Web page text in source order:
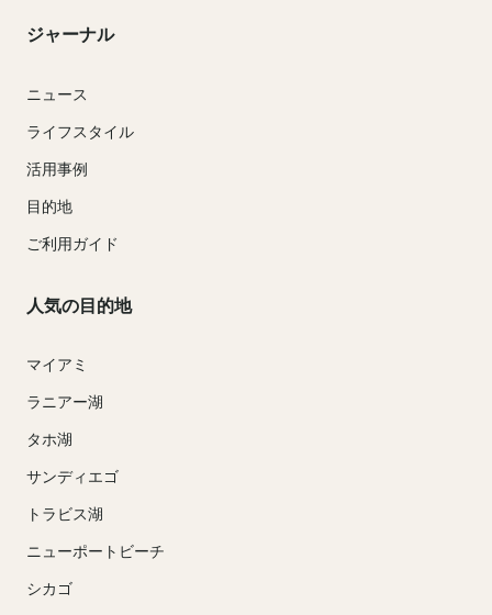
ジャーナル
ニュース
ライフスタイル
活用事例
目的地
ご利用ガイド
人気の目的地
マイアミ
ラニアー湖
タホ湖
サンディエゴ
トラビス湖
ニューポートビーチ
シカゴ